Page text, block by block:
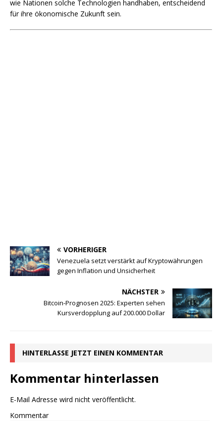
wie Nationen solche Technologien handhaben, entscheidend
für ihre ökonomische Zukunft sein.
VORHERIGER
Venezuela setzt verstärkt auf Kryptowährungen
gegen Inflation und Unsicherheit
NÄCHSTER
Bitcoin-Prognosen 2025: Experten sehen
Kursverdopplung auf 200.000 Dollar
HINTERLASSE JETZT EINEN KOMMENTAR
Kommentar hinterlassen
E-Mail Adresse wird nicht veröffentlicht.
Kommentar